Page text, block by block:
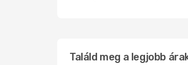
Találd meg a legjobb